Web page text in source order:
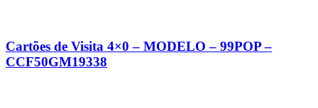
Cartões de Visita 4×0 – MODELO – 99POP –
CCF50GM19338